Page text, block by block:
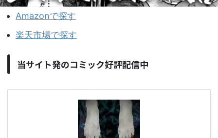
Amazonで探す
楽天市場で探す
当サイト発のコミック好評配信中